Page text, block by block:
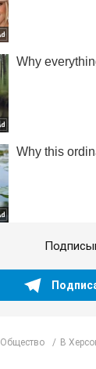
Общество В